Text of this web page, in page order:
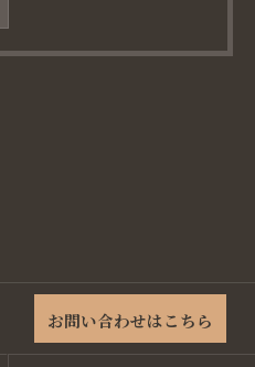
お問い合わせはこちら